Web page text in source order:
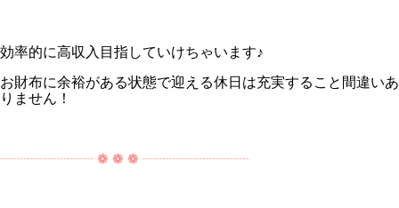
効率的に高収入目指していけちゃいます♪
お財布に余裕がある状態で迎える休日は充実すること間違いあ
りません！
┈┈┈┈┈┈┈ ❁ ❁ ❁ ┈┈┈┈┈┈┈┈